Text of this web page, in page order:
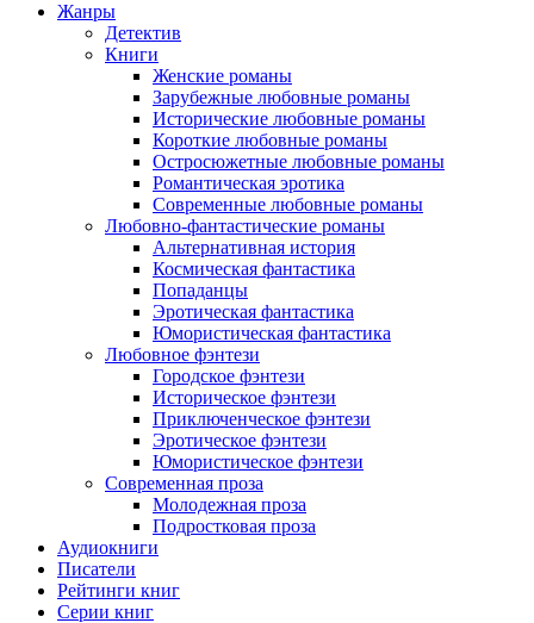
Жанры
Детектив
Книги
Женские романы
Зарубежные любовные романы
Исторические любовные романы
Короткие любовные романы
Остросюжетные любовные романы
Романтическая эротика
Современные любовные романы
Любовно-фантастические романы
Альтернативная история
Космическая фантастика
Попаданцы
Эротическая фантастика
Юмористическая фантастика
Любовное фэнтези
Городское фэнтези
Историческое фэнтези
Приключенческое фэнтези
Эротическое фэнтези
Юмористическое фэнтези
Современная проза
Молодежная проза
Подростковая проза
Аудиокниги
Писатели
Рейтинги книг
Серии книг